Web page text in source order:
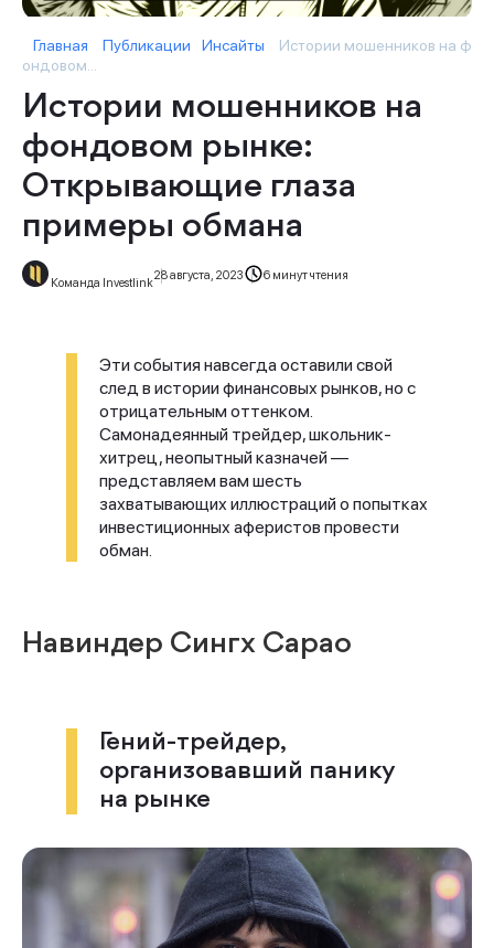
Главная Публикации Инсайты
Истории мошенников на ф
ондовом...
Истории мошенников на
фондовом рынке:
Открывающие глаза
примеры обмана
Команда Investlink
28 августа, 2023 6 минут чтения
Эти события навсегда оставили свой
след в истории финансовых рынков, но с
отрицательным оттенком.
Самонадеянный трейдер, школьник-
хитрец, неопытный казначей —
представляем вам шесть
захватывающих иллюстраций о попытках
инвестиционных аферистов провести
обман.
Навиндер Сингх Сарао
Гений-трейдер,
организовавший панику
на рынке